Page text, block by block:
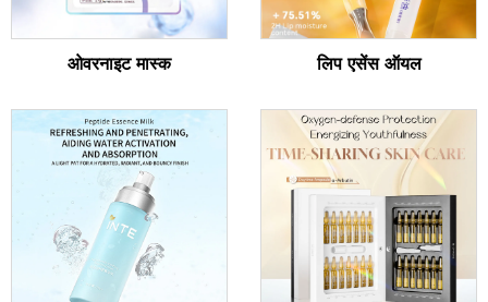
ओवरनाइट मास्क लिप एसेंस ऑयल